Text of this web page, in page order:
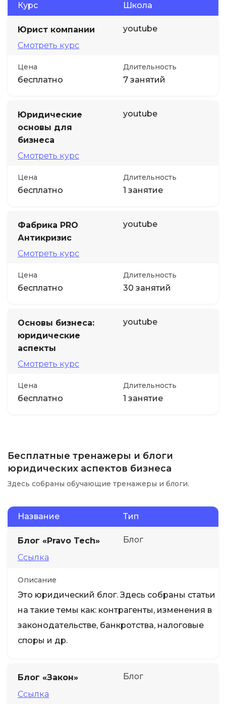
Курс Школа
Юрист компании
Смотреть курс
youtube
Цена
бесплатно
Длительность
7 занятий
Юридические
основы для
бизнеса
Смотреть курс
youtube
Цена
бесплатно
Длительность
1 занятие
Фабрика PRO
Антикризис
Смотреть курс
youtube
Цена
бесплатно
Длительность
30 занятий
Основы бизнеса:
юридические
аспекты
Смотреть курс
youtube
Цена
бесплатно
Длительность
1 занятие
Бесплатные тренажеры и блоги
юридических аспектов бизнеса
Здесь собраны обучающие тренажеры и блоги.
Название Тип
Блог «Pravo Tech»
Ссылка
Блог
Описание
Это юридический блог. Здесь собраны статьи
на такие темы как: контрагенты, изменения в
законодательстве, банкротства, налоговые
споры и др.
Блог «Закон»
Ссылка
Блог